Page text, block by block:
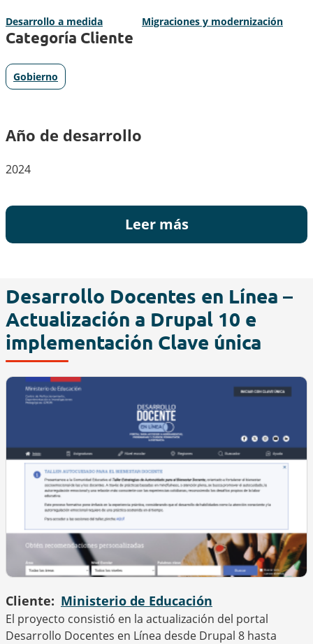
Desarrollo a medida Migraciones y modernización
Categoría Cliente
Gobierno
Año de desarrollo
2024
Leer más
Desarrollo Docentes en Línea –
Actualización a Drupal 10 e
implementación Clave única
Cliente Ministerio de Educación
El proyecto consistió en la actualización del portal
Desarrollo Docentes en Línea desde Drupal 8 hasta